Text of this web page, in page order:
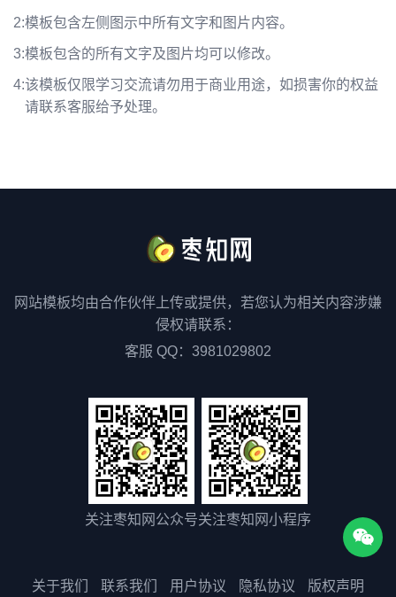
2:模板包含左侧图示中所有文字和图片内容。
3:模板包含的所有文字及图片均可以修改。
4:该模板仅限学习交流请勿用于商业用途，如损害你的权益
请联系客服给予处理。
网站模板均由合作伙伴上传或提供，若您认为相关内容涉嫌
侵权请联系：
客服 QQ：3981029802
关注枣知网公众号关注枣知网小程序
关于我们 联系我们 用户协议 隐私协议 版权声明